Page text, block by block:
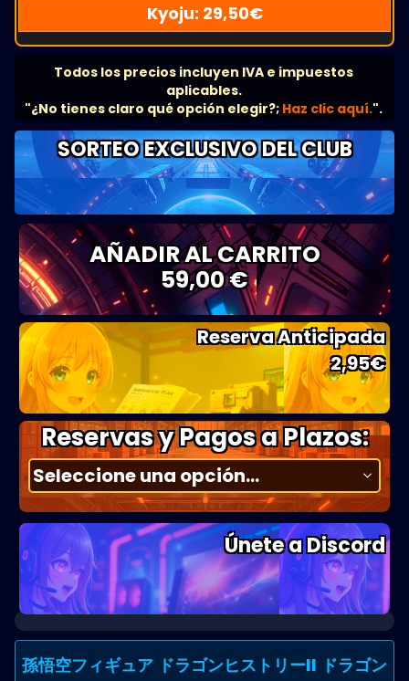
Kyoju: 29,50€
Todos los precios incluyen IVA e impuestos
aplicables.
"¿No tienes claro qué opción elegir?; Haz clic aquí.".
SORTEO EXCLUSIVO DEL CLUB
AÑADIR AL CARRITO
59,00 €
Reserva Anticipada
2,95€
Reservas y Pagos a Plazos:
Únete a Discord
孫悟空フィギュア ドラゴンヒストリーII ドラゴン